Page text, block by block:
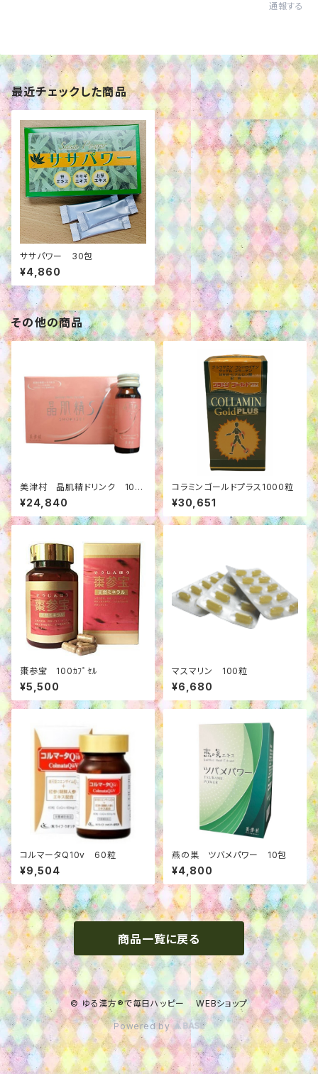
通報する
最近チェックした商品
ササパワー 30包
¥4,860
その他の商品
美津村 晶肌精ドリンク 10本
+1本
¥24,840
コラミンゴールドプラス1000粒
¥30,651
棗参宝 100ｶﾌﾟｾﾙ
¥5,500
マスマリン 100粒
¥6,680
コルマータQ10v 60粒
¥9,504
燕の巣 ツバメパワー 10包
¥4,800
商品一覧に戻る
© ゆる漢方®で毎日ハッピー WEBショップ
Powered by